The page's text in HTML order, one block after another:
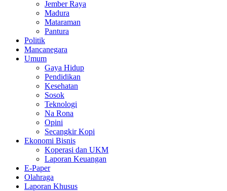
Jember Raya
Madura
Mataraman
Pantura
Politik
Mancanegara
Umum
Gaya Hidup
Pendidikan
Kesehatan
Sosok
Teknologi
Na Rona
Opini
Secangkir Kopi
Ekonomi Bisnis
Koperasi dan UKM
Laporan Keuangan
E-Paper
Olahraga
Laporan Khusus